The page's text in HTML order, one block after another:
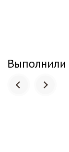
Выполнили